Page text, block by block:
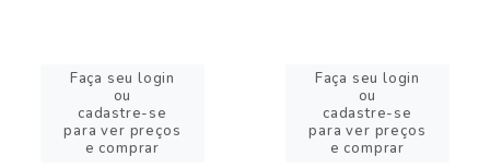
Faça seu login
ou
cadastre-se
para ver preços
e comprar
Faça seu login
ou
cadastre-se
para ver preços
e comprar